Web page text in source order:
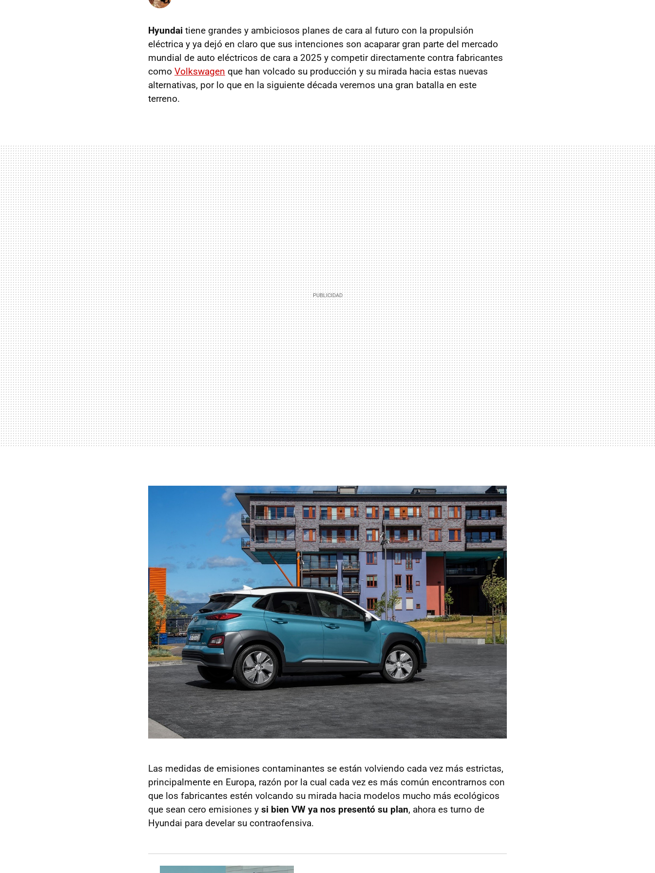
Hyundai tiene grandes y ambiciosos planes de cara al futuro con la propulsión
eléctrica y ya dejó en claro que sus intenciones son acaparar gran parte del mercado
mundial de auto eléctricos de cara a 2025 y competir directamente contra fabricantes
como Volkswagen que han volcado su producción y su mirada hacia estas nuevas
alternativas, por lo que en la siguiente década veremos una gran batalla en este
terreno.
Las medidas de emisiones contaminantes se están volviendo cada vez más estrictas,
principalmente en Europa, razón por la cual cada vez es más común encontrarnos con
que los fabricantes estén volcando su mirada hacia modelos mucho más ecológicos
que sean cero emisiones y si bien VW ya nos presentó su plan, ahora es turno de
Hyundai para develar su contraofensiva.